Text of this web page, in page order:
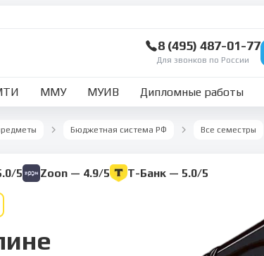
8 (495) 487-01-77
Для звонков по России
ММУ МУИВ Дипломные работы
Бюджетная система РФ Все семестры
5 Zoon — 4.9/5 Т-Банк — 5.0/5